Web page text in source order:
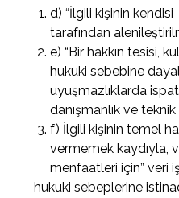
d) “İlgili kişinin kendisi
tarafından
e) “Bir hakkın tesisi,
hukuki sebebine
uyuşmazlıklarda
danışmanlık ve
f) İlgili kişinin temel
vermemek kaydıyla,
menfaatleri için” veri
hukuki sebeplerine